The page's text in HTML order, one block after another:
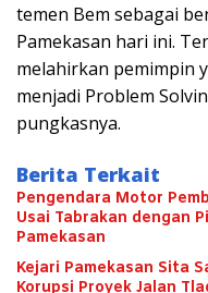
temen Bem sebagai
Pamekasan hari ini.
melahirkan pemimpin
menjadi Problem
pungkasnya.
Berita Terkait
Pengendara Motor
Usai Tabrakan dengan
Pamekasan
Kejari Pamekasan Sita
Korupsi Proyek Jalan